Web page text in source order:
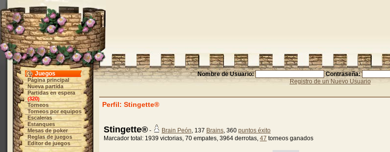
Juegos
Página principal
Nueva partida
Partidas en espera
(320)
Torneos
Torneos por equipos
Escaleras
Estanques
Mesas de poker
Reglas de juegos
Editor de juegos
Nombre de Usuario:
Contraseña:
Registro de un Nuevo Usuario
Perfil: Stingette®
Stingette® - Brain Peón, 137 Brains, 360 puntos éxito
Marcador total: 1939 victorias, 70 empates, 3964 derrotas, 47 torneos ganados